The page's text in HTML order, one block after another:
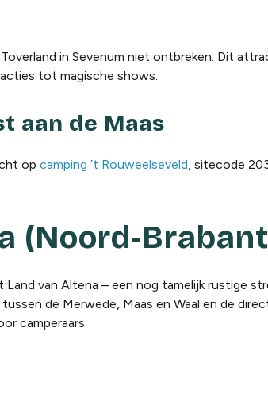
in Sevenum niet ontbreken. Dit
tot magische shows.
aan de Maas
op camping ’t Rouweelseveld, sitecode
(Noord-
van Altena – een nog tamelijk rustige
de Merwede, Maas en Waal en de
camperaars.